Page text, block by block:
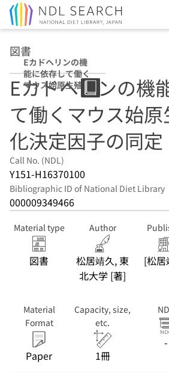
図書
Eカドヘリンの機
能に依存して働く
マウス始原生殖細
胞分化決定因子の
同定
Eカドヘリンの機
て働くマウス始
化決定因子の同定
Call No. (NDL)
Y151-H16370100
Bibliographic ID of National Diet Library
000009349466
Material type
図書
Author
松居靖久, 東
北大学 [著]
[松居
Material
Format
Paper
Capacity, size,
etc.
1冊
-